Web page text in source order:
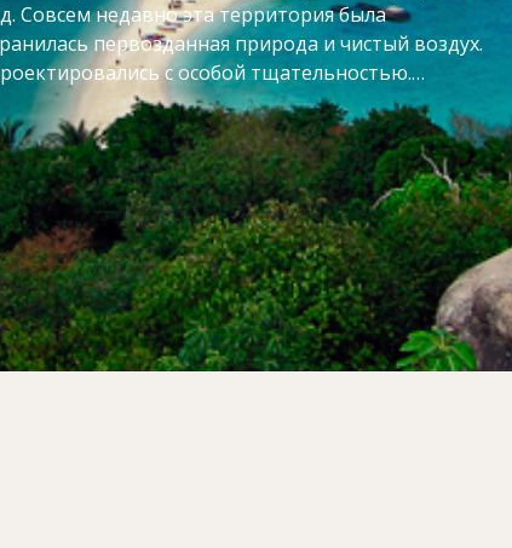
Совсем недавно эта территория была
первозданная природа и чистый воздух.
с особой тщательностью.
природу и создать максимально
туристов белоснежными пляжами и
сервиса. Самые популярные развлечения
джунглями водопадах. Стоит ли говорить,
водными видами спорта.